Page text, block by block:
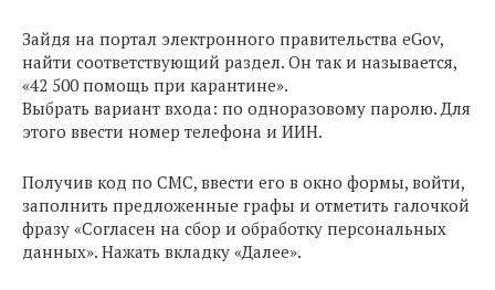
Зайдя на портал электронного правительства eGov,
найти соответствующий раздел. Он так и называется,
«42 500 помощь при карантине».
Выбрать вариант входа: по одноразовому паролю. Для
этого ввести номер телефона и ИИН.
Получив код по СМС, ввести его в окно формы, войти,
заполнить предложенные графы и отметить галочкой
фразу «Согласен на сбор и обработку персональных
данных». Нажать вкладку «Далее».